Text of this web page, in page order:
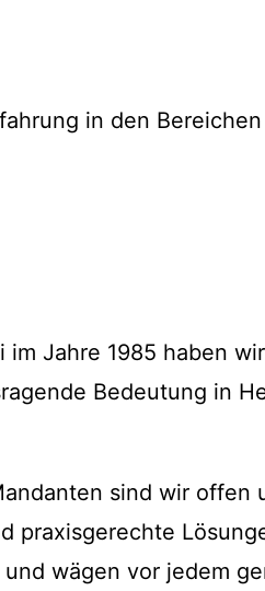
in den Bereichen
im Jahre 1985 haben
Bedeutung in
sind wir
praxisgerechte
wägen vor jedem